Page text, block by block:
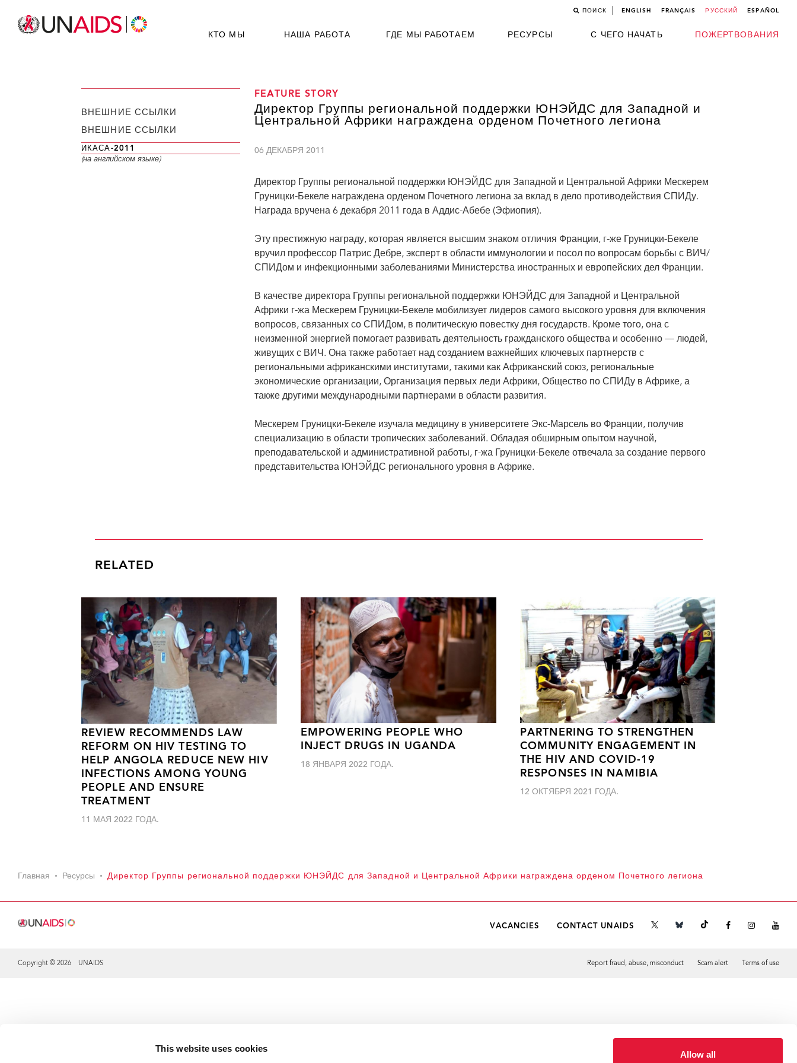
This website uses cookies
Allow all
ПОИСК ENGLISH FRANÇAIS РУССКИЙ ESPAÑOL
КТО МЫ НАША РАБОТА ГДЕ МЫ РАБОТАЕМ РЕСУРСЫ С ЧЕГО НАЧАТЬ ПОЖЕРТВОВАНИЯ
FEATURE STORY
Директор Группы региональной поддержки ЮНЭЙДС для Западной и
Центральной Африки награждена орденом Почетного легиона
06 ДЕКАБРЯ 2011
Директор Группы региональной поддержки ЮНЭЙДС для Западной и Центральной Африки Мескерем
Груницки-Бекеле награждена орденом Почетного легиона за вклад в дело противодействия СПИДу.
Награда вручена 6 декабря 2011 года в Аддис-Абебе (Эфиопия).
Эту престижную награду, которая является высшим знаком отличия Франции, г-же Груницки-Бекеле
вручил профессор Патрис Дебре, эксперт в области иммунологии и посол по вопросам борьбы с ВИЧ/
СПИДом и инфекционными заболеваниями Министерства иностранных и европейских дел Франции.
В качестве директора Группы региональной поддержки ЮНЭЙДС для Западной и Центральной
Африки г-жа Мескерем Груницки-Бекеле мобилизует лидеров самого высокого уровня для включения
вопросов, связанных со СПИДом, в политическую повестку дня государств. Кроме того, она с
неизменной энергией помогает развивать деятельность гражданского общества и особенно — людей,
живущих с ВИЧ. Она также работает над созданием важнейших ключевых партнерств с
региональными африканскими институтами, такими как Африканский союз, региональные
экономические организации, Организация первых леди Африки, Общество по СПИДу в Африке, а
также другими международными партнерами в области развития.
Мескерем Груницки-Бекеле изучала медицину в университете Экс-Марсель во Франции, получив
специализацию в области тропических заболеваний. Обладая обширным опытом научной,
преподавательской и административной работы, г-жа Груницки-Бекеле отвечала за создание первого
представительства ЮНЭЙДС регионального уровня в Африке.
ВНЕШНИЕ ССЫЛКИ
ВНЕШНИЕ ССЫЛКИ
ИКАСА-2011
(на английском языке)
RELATED
REVIEW RECOMMENDS LAW
REFORM ON HIV TESTING TO
HELP ANGOLA REDUCE NEW HIV
INFECTIONS AMONG YOUNG
PEOPLE AND ENSURE
TREATMENT
11 МАЯ 2022 ГОДА.
EMPOWERING PEOPLE WHO
INJECT DRUGS IN UGANDA
18 ЯНВАРЯ 2022 ГОДА.
PARTNERING TO STRENGTHEN
COMMUNITY ENGAGEMENT IN
THE HIV AND COVID-19
RESPONSES IN NAMIBIA
12 ОКТЯБРЯ 2021 ГОДА.
Главная Ресурсы Директор Группы региональной поддержки ЮНЭЙДС для Западной и Центральной Африки награждена орденом Почетного легиона
VACANCIES CONTACT UNAIDS
Copyright © 2026 UNAIDS Report fraud, abuse, misconduct Scam alert Terms of use